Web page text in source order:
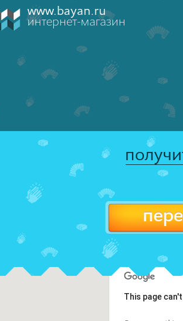
www.bayan.ru
интернет-магазин
This page